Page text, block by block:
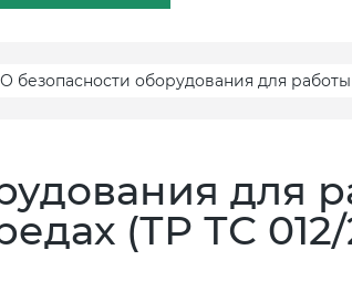
О безопасности оборудования для
для
(ТР ТС 012/